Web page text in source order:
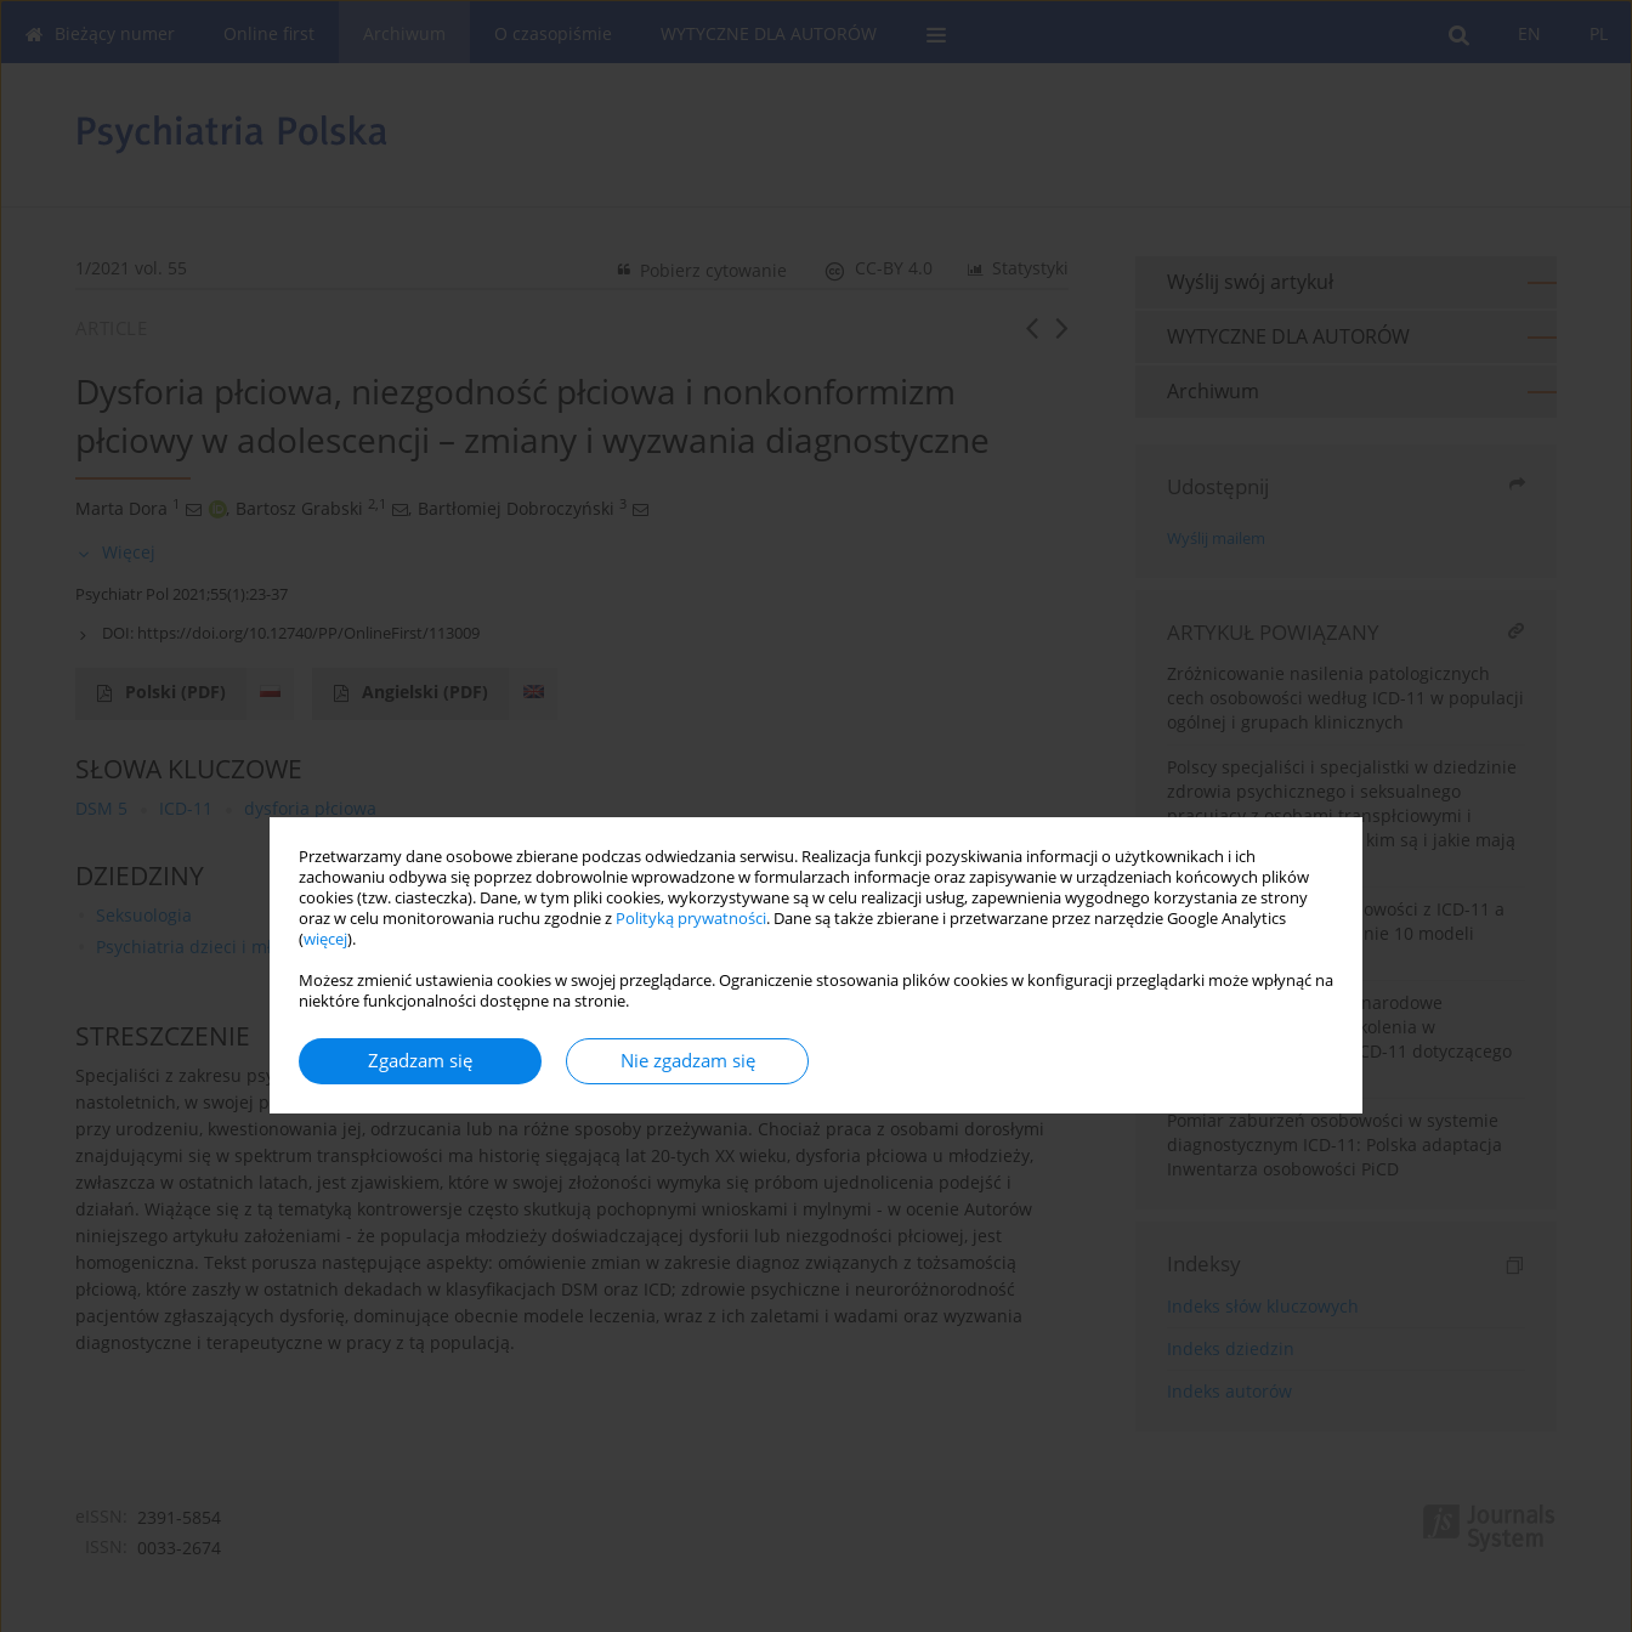
Przetwarzamy dane osobowe zbierane podczas odwiedzania serwisu. Realizacja funkcji pozyskiwania informacji o użytkownikach i ich
zachowaniu odbywa się poprzez dobrowolnie wprowadzone w formularzach informacje oraz zapisywanie w urządzeniach końcowych plików
cookies (tzw. ciasteczka). Dane, w tym pliki cookies, wykorzystywane są w celu realizacji usług, zapewnienia wygodnego korzystania ze strony
oraz w celu monitorowania ruchu zgodnie z Polityką prywatności. Dane są także zbierane i przetwarzane przez narzędzie Google Analytics
(więcej).
Możesz zmienić ustawienia cookies w swojej przeglądarce. Ograniczenie stosowania plików cookies w konfiguracji przeglądarki może wpłynąć na
niektóre funkcjonalności dostępne na stronie.
Zgadzam się Nie zgadzam się
PL
EN
Bieżący numer Online first O czasopiśmie WYTYCZNE DLA AUTORÓW
1/2021 vol. 55 Statystyki
CC-BY 4.0
Pobierz cytowanie
Dysforia płciowa, niezgodność płciowa i nonkonformizm
płciowy w adolescencji – zmiany i wyzwania diagnostyczne
Marta Dora 1 , Bartosz Grabski 2,1 , Bartłomiej Dobroczyński 3
Więcej
Psychiatr Pol 2021;55(1):23-37
DOI: https://doi.org/10.12740/PP/OnlineFirst/113009
Polski (PDF) Angielski (PDF)
SŁOWA KLUCZOWE
DSM 5 ICD-11 dysforia płciowa
DZIEDZINY
Seksuologia
Psychiatria dzieci i młodzieży
STRESZCZENIE
Specjaliści z zakresu psychiatrii, psychoterapii i seksuologii zajmujący się leczeniem i wspieraniem pacjentów
nastoletnich, w swojej praktyce mogą dostrzec znaczny wzrost zgłoszeń dotyczących nieakceptowania płci przypisanej
przy urodzeniu, kwestionowania jej, odrzucania lub na różne sposoby przeżywania. Chociaż praca z osobami dorosłymi
znajdującymi się w spektrum transpłciowości ma historię sięgającą lat 20-tych XX wieku, dysforia płciowa u młodzieży,
zwłaszcza w ostatnich latach, jest zjawiskiem, które w swojej złożoności wymyka się próbom ujednolicenia podejść i
działań. Wiążące się z tą tematyką kontrowersje często skutkują pochopnymi wnioskami i mylnymi - w ocenie Autorów
niniejszego artykułu założeniami - że populacja młodzieży doświadczającej dysforii lub niezgodności płciowej, jest
homogeniczna. Tekst porusza następujące aspekty: omówienie zmian w zakresie diagnoz związanych z tożsamością
płciową, które zaszły w ostatnich dekadach w klasyfikacjach DSM oraz ICD; zdrowie psychiczne i neuroróżnorodność
pacjentów zgłaszających dysforię, dominujące obecnie modele leczenia, wraz z ich zaletami i wadami oraz wyzwania
diagnostyczne i terapeutyczne w pracy z tą populacją.
Wyślij swój artykuł
WYTYCZNE DLA AUTORÓW
Archiwum
Udostępnij
Wyślij mailem
ARTYKUŁ POWIĄZANY
Zróżnicowanie nasilenia patologicznych
cech osobowości według ICD-11 w populacji
ogólnej i grupach klinicznych
Polscy specjaliści i specjalistki w dziedzinie
zdrowia psychicznego i seksualnego
pracujący z osobami transpłciowymi i
różnorodnymi płciowo – kim są i jakie mają
przygotowanie?
Patologiczne cechy osobowości z ICD-11 a
przywiązanie – porównanie 10 modeli
List do Redakcji. Międzynarodowe
inicjatywy w zakresie szkolenia w
użytkowaniu rozdziału ICD-11 dotyczącego
Pomiar zaburzeń osobowości w systemie
diagnostycznym ICD-11: Polska adaptacja
Inwentarza osobowości PiCD
Indeksy
Indeks słów kluczowych
Indeks dziedzin
Indeks autorów
2391-5854
0033-2674